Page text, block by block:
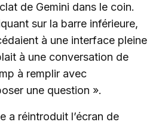
de Gemini dans le coin.
sur la barre inférieure,
à une interface pleine
à une conversation de
à remplir avec
une question ».
a réintroduit l’écran de